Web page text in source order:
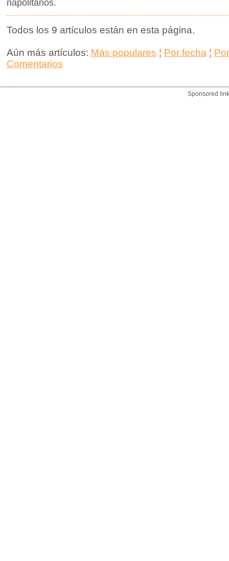
napolitanos.
Todos los 9 artículos están en esta página.
Aún más artículos: Más populares ¦ Por fecha ¦
Comentarios
Sponsored